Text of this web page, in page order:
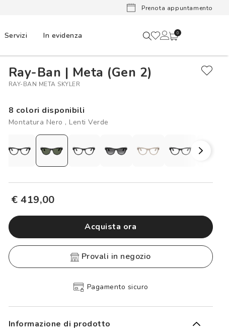
Lenti a
Prenota appuntamento
Servizi In evidenza 0
Ray-Ban | Meta (Gen 2)
RAY-BAN META SKYLER
8 colori disponibili
Montatura Nero , Lenti Verde
€ 419,00
Acquista ora
provali in negozio
Pagamento sicuro
Informazione di prodotto